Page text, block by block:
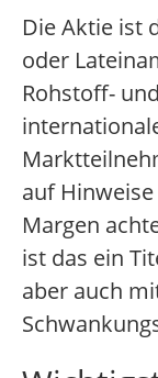
Die Aktie ist
oder
Rohstoff-
auf
Margen
ist das ein
aber auch